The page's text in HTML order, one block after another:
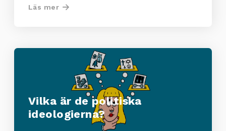
Läs mer
Vilka är de politiska
ideologierna?